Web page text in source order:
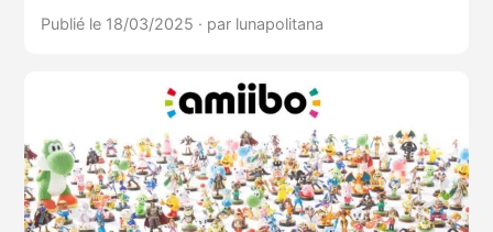
Publié le 18/03/2025 · par lunapolitana